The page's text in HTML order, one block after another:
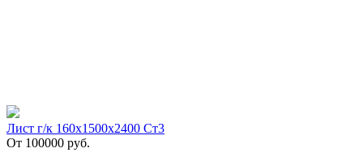
Лист г/к 160х1500х2400 Ст3
От 100000 руб.